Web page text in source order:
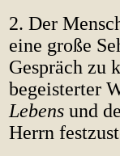
2. Der
eine große
Gespräch zu
begeisterter
Lebens und
Herrn